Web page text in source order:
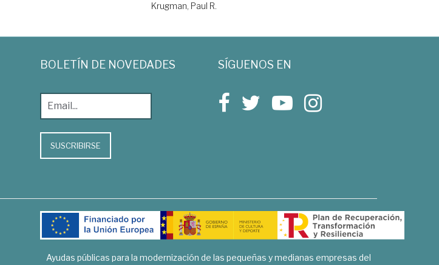
Krugman, Paul R.
BOLETÍN DE NOVEDADES
SUSCRIBIRSE
SÍGUENOS EN
Ayudas públicas para la modernización de las pequeñas y medianas empresas del